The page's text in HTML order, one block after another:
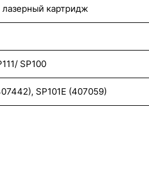
картридж
SP100
SP101E (407059)